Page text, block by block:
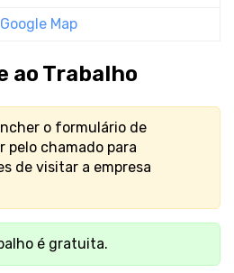
Google Map
ao Trabalho
o formulário de
pelo chamado para
de visitar a empresa
é gratuita.